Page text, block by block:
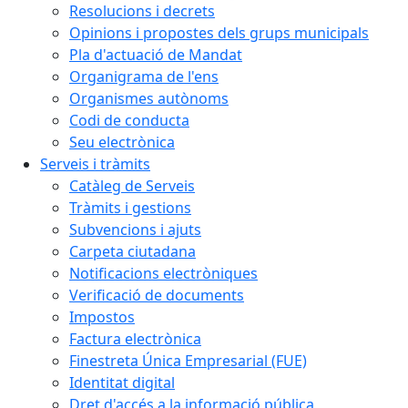
Resolucions i decrets
Opinions i propostes dels grups municipals
Pla d'actuació de Mandat
Organigrama de l'ens
Organismes autònoms
Codi de conducta
Seu electrònica
Serveis i tràmits
Catàleg de Serveis
Tràmits i gestions
Subvencions i ajuts
Carpeta ciutadana
Notificacions electròniques
Verificació de documents
Impostos
Factura electrònica
Finestreta Única Empresarial (FUE)
Identitat digital